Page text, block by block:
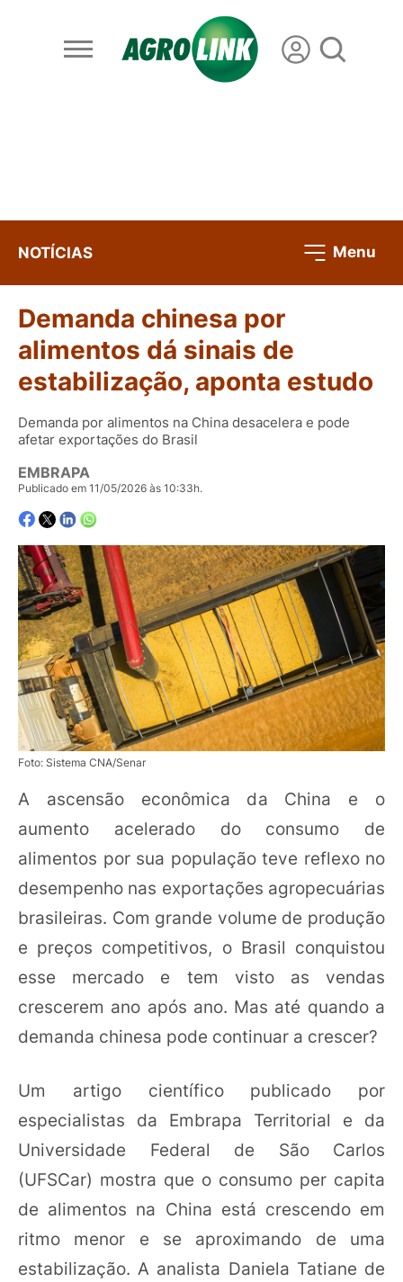
NOTÍCIAS Menu
Demanda chinesa por
alimentos dá sinais de
estabilização, aponta estudo
Demanda por alimentos na China desacelera e pode
afetar exportações do Brasil
EMBRAPA
Publicado em 11/05/2026 às 10:33h.
Foto: Sistema CNA/Senar
A ascensão econômica da China e o
aumento acelerado do consumo de
alimentos por sua população teve reflexo no
desempenho nas exportações agropecuárias
brasileiras. Com grande volume de produção
e preços competitivos, o Brasil conquistou
esse mercado e tem visto as vendas
crescerem ano após ano. Mas até quando a
demanda chinesa pode continuar a crescer?
Um artigo científico publicado por
especialistas da Embrapa Territorial e da
Universidade Federal de São Carlos
(UFSCar) mostra que o consumo per capita
de alimentos na China está crescendo em
ritmo menor e se aproximando de uma
estabilização. A analista Daniela Tatiane de